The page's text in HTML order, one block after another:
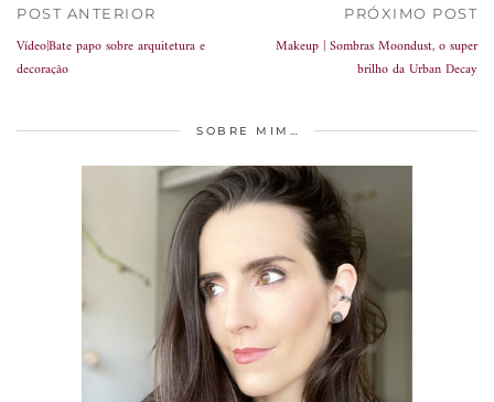
POST ANTERIOR
Vídeo|Bate papo sobre arquitetura e
decoração
PRÓXIMO POST
Makeup | Sombras Moondust, o super
brilho da Urban Decay
SOBRE MIM…